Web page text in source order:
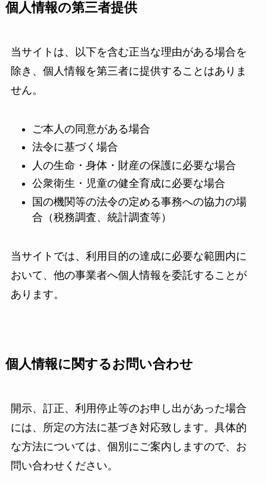
個人情報の第三者提供
当サイトは、以下を含む正当な理由がある場合を
除き、個人情報を第三者に提供することはありま
せん。
ご本人の同意がある場合
法令に基づく場合
人の生命・身体・財産の保護に必要な場合
公衆衛生・児童の健全育成に必要な場合
国の機関等の法令の定める事務への協力の場
合（税務調査、統計調査等）
当サイトでは、利用目的の達成に必要な範囲内に
おいて、他の事業者へ個人情報を委託することが
あります。
個人情報に関するお問い合わせ
開示、訂正、利用停止等のお申し出があった場合
には、所定の方法に基づき対応致します。具体的
な方法については、個別にご案内しますので、お
問い合わせください。